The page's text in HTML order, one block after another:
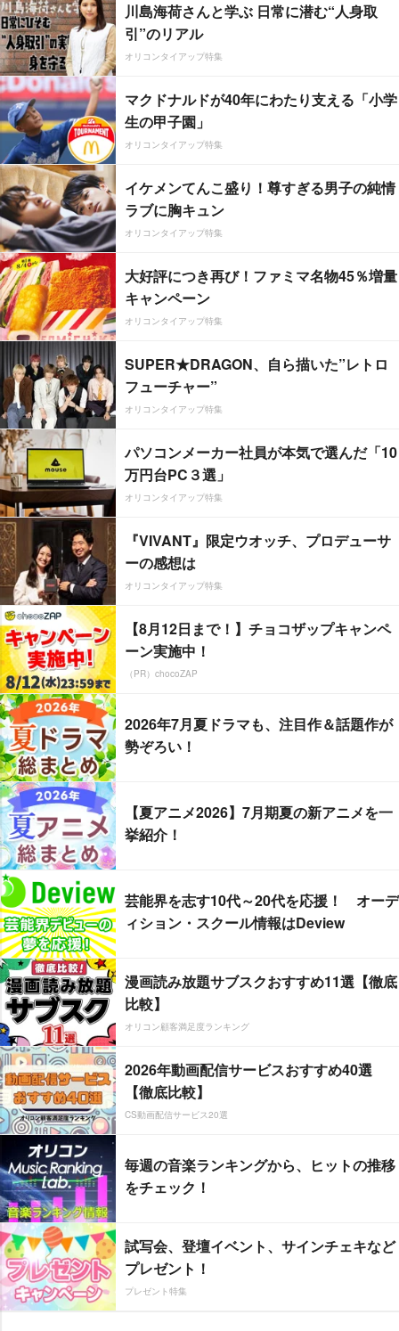
川島海荷さんと学ぶ 日常に潜む“人身取
引”のリアル
オリコンタイアップ特集
マクドナルドが40年にわたり支える「小学
生の甲子園」
オリコンタイアップ特集
イケメンてんこ盛り！尊すぎる男子の純情
ラブに胸キュン
オリコンタイアップ特集
大好評につき再び！ファミマ名物45％増量
キャンペーン
オリコンタイアップ特集
SUPER★DRAGON、自ら描いた”レトロ
フューチャー”
オリコンタイアップ特集
パソコンメーカー社員が本気で選んだ「10
万円台PC３選」
オリコンタイアップ特集
『VIVANT』限定ウオッチ、プロデューサ
ーの感想は
オリコンタイアップ特集
【8月12日まで！】チョコザップキャンペ
ーン実施中！
（PR）chocoZAP
2026年7月夏ドラマも、注目作＆話題作が
勢ぞろい！
【夏アニメ2026】7月期夏の新アニメを一
挙紹介！
芸能界を志す10代～20代を応援！ オーデ
ィション・スクール情報はDeview
漫画読み放題サブスクおすすめ11選【徹底
比較】
オリコン顧客満足度ランキング
2026年動画配信サービスおすすめ40選
【徹底比較】
CS動画配信サービス20選
毎週の音楽ランキングから、ヒットの推移
をチェック！
試写会、登壇イベント、サインチェキなど
プレゼント！
プレゼント特集